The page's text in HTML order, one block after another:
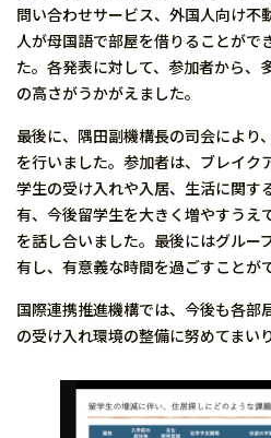
問い合わせサービス、外国人向け不
人が母国語で部屋を借りることがで
た。各発表に対して、参加者から、
の高さがうかがえました。
最後に、隅田副機構長の司会により
を行いました。参加者は、ブレイク
学生の受け入れや入居、生活に関す
有、今後留学生を大きく増やすうえ
を話し合いました。最後にはグルー
有し、有意義な時間を過ごすことが
国際連携推進機構では、今後も各部
の受け入れ環境の整備に努めてまいり